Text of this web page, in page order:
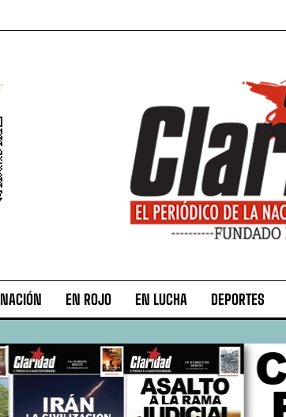
NACIÓN EN ROJO EN LUCHA DEPORTES